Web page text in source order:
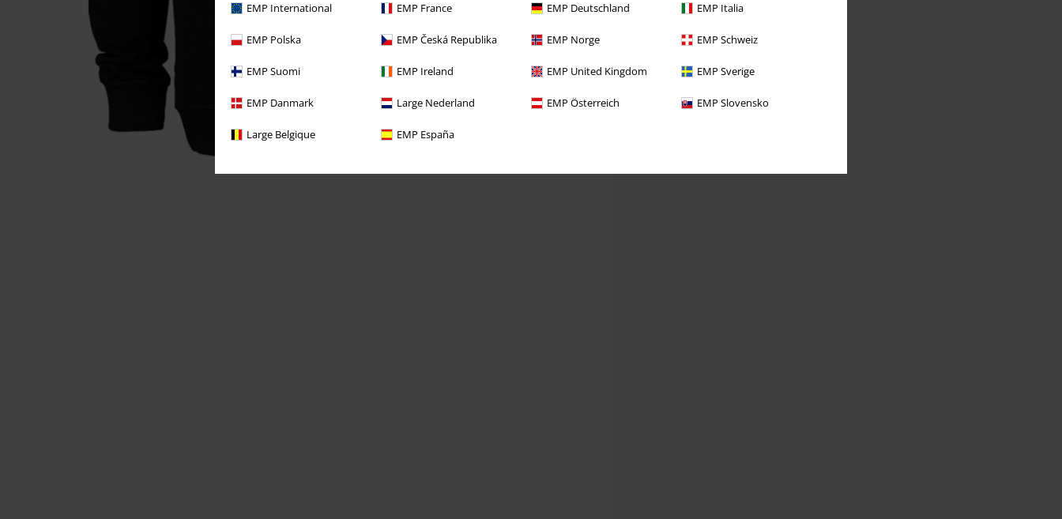
EMP International EMP France EMP Deutschland EMP Italia
EMP Polska EMP Česká Republika EMP Norge EMP Schweiz
EMP Suomi EMP Ireland EMP United Kingdom EMP Sverige
EMP Danmark Large Nederland EMP Österreich EMP Slovensko
Large Belgique EMP España